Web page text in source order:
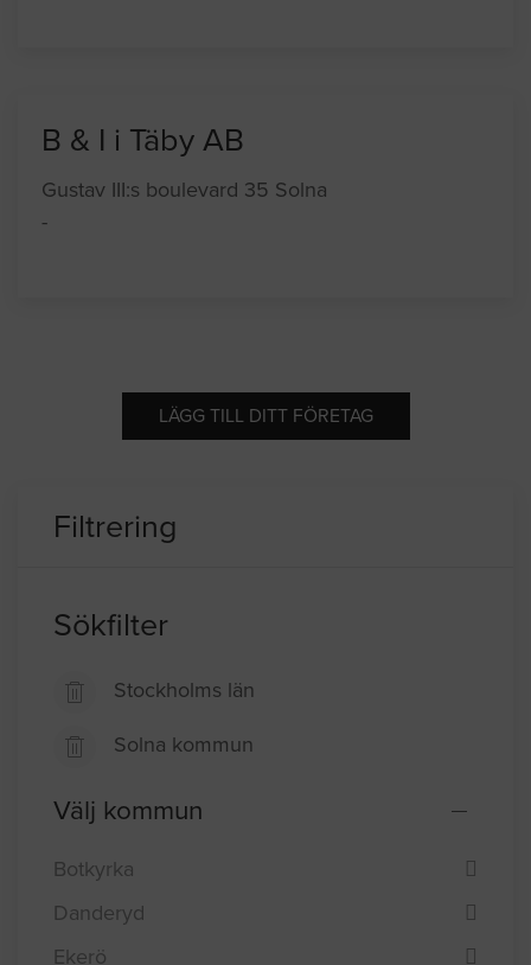
B & I i Täby AB
Gustav III:s boulevard 35 Solna
-
LÄGG TILL DITT FÖRETAG
Filtrering
Sökfilter
Stockholms län
Solna kommun
Välj kommun
Botkyrka
Danderyd
Ekerö